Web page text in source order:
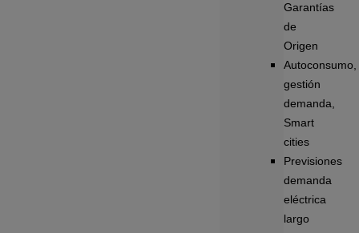
Garantías
de
Origen
Autoconsumo,
gestión
demanda,
Smart
cities
Previsiones
demanda
eléctrica
largo